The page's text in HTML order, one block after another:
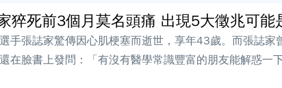
猝死前3個月莫名頭痛 出現5大徵兆可能
手張誌家驚傳因心肌梗塞而逝世，享年43歲。而張誌家
在臉書上發問：「有沒有醫學常識豐富的朋友能解惑一